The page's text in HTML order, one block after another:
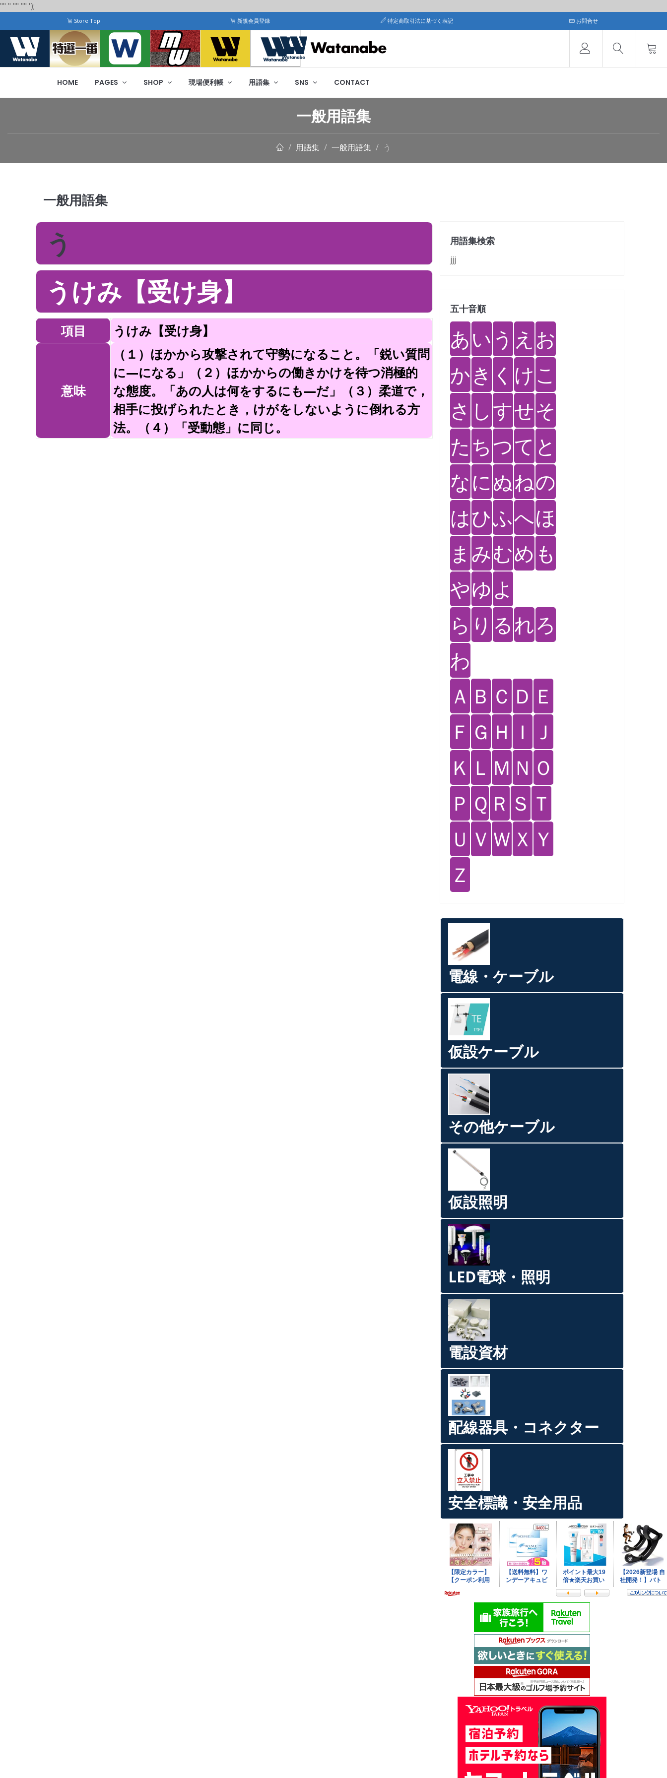
"" " "" "" ');
Store Top 新規会員登録 特定商取引法に基づく表記 お問合せ
HOME PAGES SHOP 現場便利帳 用語集 SNS CONTACT
一般用語集
用語集 一般用語集 う
一般用語集
う
うけみ【受け身】
項目 うけみ【受け身】
意味
（１）ほかから攻撃されて守勢になること。「鋭い質問
に—になる」（２）ほかからの働きかけを待つ消極的
な態度。「あの人は何をするにも—だ」（３）柔道で，
相手に投げられたとき，けがをしないように倒れる方
法。（４）「受動態」に同じ。
用語集検索
jjj
五十音順
あい う え お
かき く けこ
さ しすせそ
た ちつて と
なにぬねの
はひふへほ
ま みむめ も
やゆ よ
ら り るれろ
わ
Ａ Ｂ Ｃ Ｄ Ｅ
Ｆ Ｇ Ｈ Ｉ Ｊ
Ｋ Ｌ Ｍ Ｎ Ｏ
Ｐ Ｑ Ｒ Ｓ Ｔ
Ｕ Ｖ Ｗ Ｘ Ｙ
Ｚ
電線・ケーブル
仮設ケーブル
その他ケーブル
仮設照明
LED電球・照明
電設資材
配線器具・コネクター
安全標識・安全用品